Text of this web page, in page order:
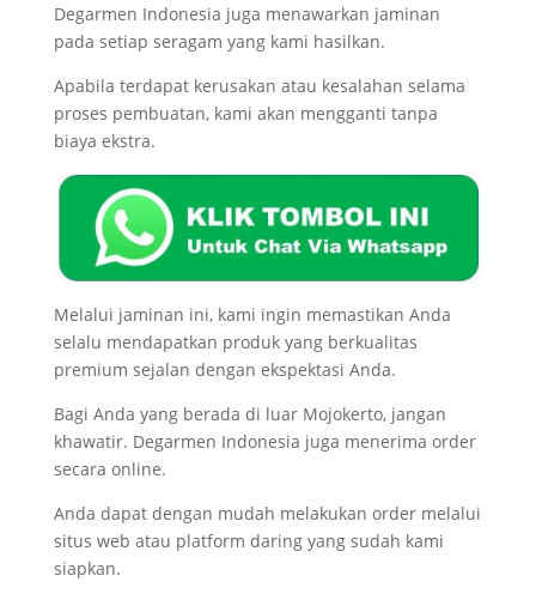
Degarmen Indonesia juga menawarkan jaminan
pada setiap seragam yang kami hasilkan.
Apabila terdapat kerusakan atau kesalahan selama
proses pembuatan, kami akan mengganti tanpa
biaya ekstra.
Melalui jaminan ini, kami ingin memastikan Anda
selalu mendapatkan produk yang berkualitas
premium sejalan dengan ekspektasi Anda.
Bagi Anda yang berada di luar Mojokerto, jangan
khawatir. Degarmen Indonesia juga menerima order
secara online.
Anda dapat dengan mudah melakukan order melalui
situs web atau platform daring yang sudah kami
siapkan.